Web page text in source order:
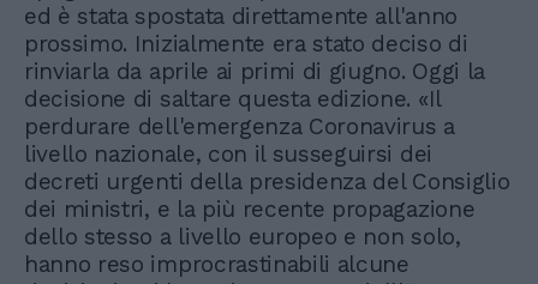
ed è stata spostata direttamente all'anno
prossimo. Inizialmente era stato deciso di
rinviarla da aprile ai primi di giugno. Oggi la
decisione di saltare questa edizione. «Il
perdurare dell'emergenza Coronavirus a
livello nazionale, con il susseguirsi dei
decreti urgenti della presidenza del Consiglio
dei ministri, e la più recente propagazione
dello stesso a livello europeo e non solo,
hanno reso improcrastinabili alcune